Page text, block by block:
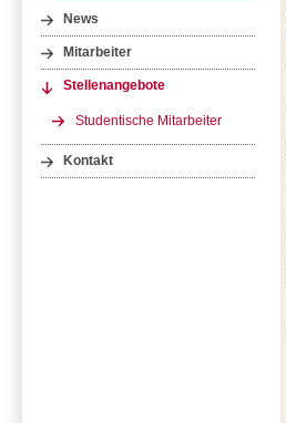
News
Mitarbeiter
Stellenangebote
Studentische Mitarbeiter
Kontakt